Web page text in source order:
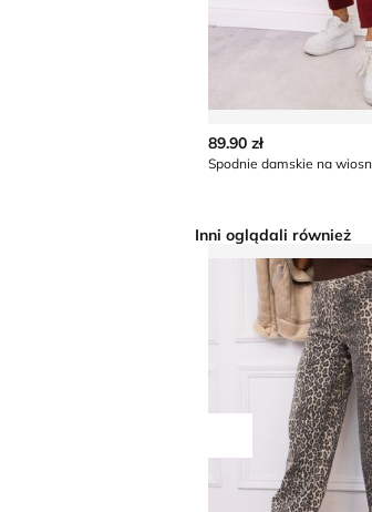
89.90 zł
Spodnie damskie na
Inni oglądali również
Przesuń w lewo
Spodnie damskie